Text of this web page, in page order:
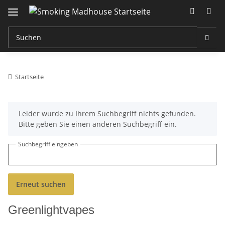
Startseite
xLeider wurde zu Ihrem Suchbegriff nichts gefunden.
Bitte geben Sie einen anderen Suchbegriff ein.
Suchbegriff eingeben
Erneut suchen
Greenlightvapes